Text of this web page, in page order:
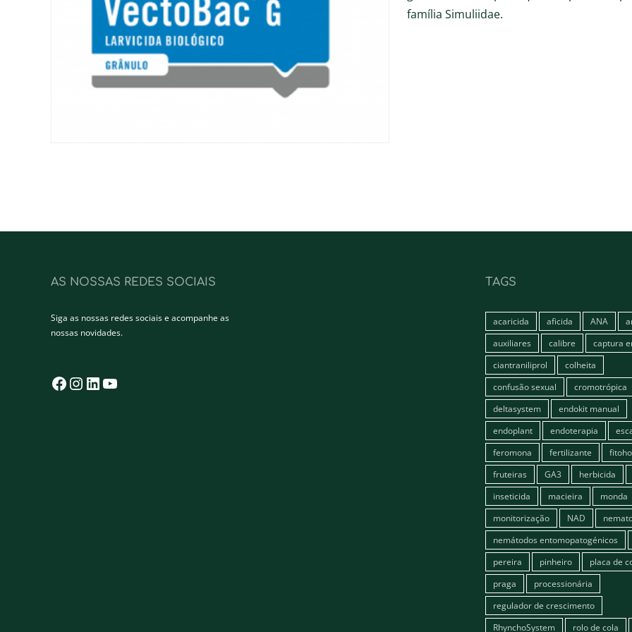
família Simuliidae.
AS NOSSAS REDES SOCIAIS
Siga as nossas redes sociais e acompanhe as
nossas novidades.
Facebook
Instagram
LinkedIn
TAGS
acaricida aficida ANA
auxiliares
calibre
captura
ciantraniliprol
colheita
confusão sexual
cromotrópica
deltasystem
endokit manual
endoplant
endoterapia
feromona
fertilizante
fruteiras
GA3 herbicida
inseticida
macieira
monda
monitorização
NAD
nemátodos entomopatogénicos
pereira
pinheiro
placa de
praga
processionária
regulador de crescimento
RhynchoSystem
rolo de cola